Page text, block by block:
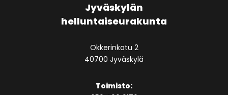
Jyväskylän
helluntaiseurakunta
Okkerinkatu 2
40700 Jyväskylä
Toimisto: